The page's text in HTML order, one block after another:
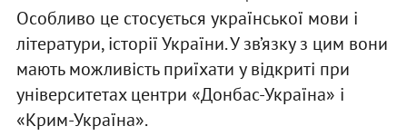
Особливо це стосується української мови і
літератури, історії України. У зв’язку з цим вони
мають можливість приїхати у відкриті при
університетах центри «Донбас-Україна» і
«Крим-Україна».